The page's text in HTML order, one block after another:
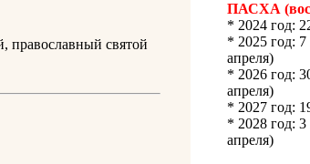
православный святой
ПАСХА
* 2024 год:
* 2025 год:
апреля)
* 2026 год:
апреля)
* 2027 год:
* 2028 год:
апреля)